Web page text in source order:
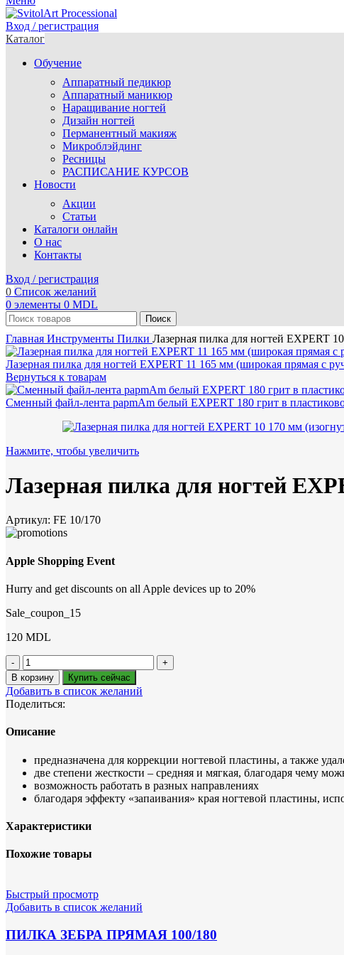
Вход / регистрация
Каталог
Обучение
Аппаратный педикюр
Аппаратный маникюр
Наращивание ногтей
Дизайн ногтей
Перманентный макияж
Микроблэйдинг
Ресницы
РАСПИСАНИЕ КУРСОВ
Новости
Акции
Статьи
Каталоги онлайн
О нас
Контакты
Вход / регистрация
0 Список желаний
0 элементы 0 MDL
Поиск
Главная Инструменты Пилки Лазерная пилка для ногтей EXPERT
Лазерная пилка для ногтей EXPERT 11 165 мм (широкая прямая с
Вернуться к товарам
Сменный файл-лента papmAm белый EXPERT 180 грит в
Нажмите, чтобы увеличить
Лазерная пилка для ногтей
Артикул: FE 10/170
Apple Shopping Event
Hurry and get discounts on all Apple devices up to 20%
Sale_coupon_15
120 MDL
Количество
товара
Лазерная
пилка
для
EXPERT
170
мм
(изогнутая)
В корзину Купить сейчас
Добавить в список желаний
Поделиться:
Описание
предназначена для коррекции ногтевой пластины, а также
две степени жесткости – средняя и мягкая, благодаря чему
возможность работать в разных направлениях
благодаря эффекту «запаивания» края ногтевой пластины,
Характеристики
Похожие товары
Быстрый просмотр
Добавить в список желаний
ПИЛКА ЗЕБРА ПРЯМАЯ 100/180